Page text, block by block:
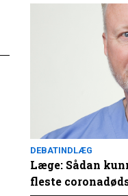
DEBATINDLÆG
Læge: Sådan
fleste